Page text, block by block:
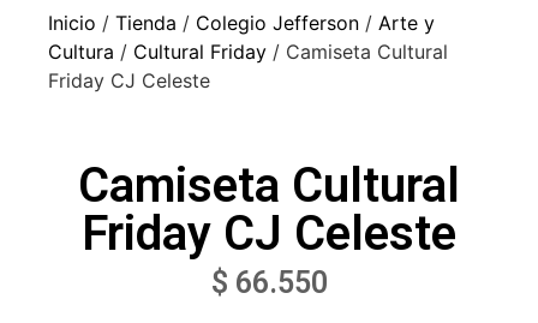
Inicio / Tienda / Colegio Jefferson / Arte y
Cultura / Cultural Friday / Camiseta Cultural
Friday CJ Celeste
Camiseta Cultural
Friday CJ Celeste
$ 66.550